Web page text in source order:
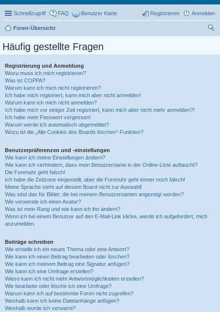
Schnellzugriff FAQ Benutzer Karte Anmelden
Registrieren
Foren-Übersicht
Häufig gestellte Fragen
Registrierung und Anmeldung
Wozu muss ich mich registrieren?
Was ist COPPA?
Warum kann ich mich nicht registrieren?
Ich habe mich registriert, kann mich aber nicht anmelden!
Warum kann ich mich nicht anmelden?
Ich habe mich vor einiger Zeit registriert, kann mich aber nicht mehr anmelden?!
Ich habe mein Passwort vergessen!
Warum werde ich automatisch abgemeldet?
Wozu ist die „Alle Cookies des Boards löschen“-Funktion?
Benutzerpräferenzen und -einstellungen
Wie kann ich meine Einstellungen ändern?
Wie kann ich verhindern, dass mein Benutzername in der Online-Liste auftaucht?
Die Forenuhr geht falsch!
Ich habe die Zeitzone eingestellt, aber die Forenuhr geht immer noch falsch!
Meine Sprache steht auf diesem Board nicht zur Auswahl!
Was sind das für Bilder, die bei meinem Benutzernamen angezeigt werden?
Wie verwende ich einen Avatar?
Was ist mein Rang und wie kann ich ihn ändern?
Wenn ich bei einem Benutzer auf den E-Mail-Link klicke, werde ich aufgefordert, mich
anzumelden.
Beiträge schreiben
Wie erstelle ich ein neues Thema oder eine Antwort?
Wie kann ich einen Beitrag bearbeiten oder löschen?
Wie kann ich meinem Beitrag eine Signatur anfügen?
Wie kann ich eine Umfrage erstellen?
Wieso kann ich nicht mehr Antwortmöglichkeiten erstellen?
Wie bearbeite oder lösche ich eine Umfrage?
Warum kann ich auf bestimmte Foren nicht zugreifen?
Weshalb kann ich keine Dateianhänge anfügen?
Weshalb wurde ich verwarnt?